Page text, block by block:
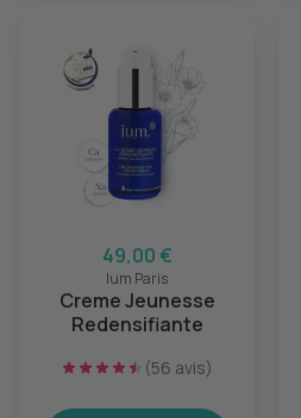
49,00 €
Ium Paris
Creme Jeunesse
Redensifiante
(56 avis)